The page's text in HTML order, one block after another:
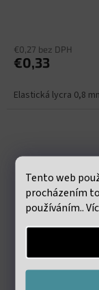
Tento web
procházením
používáním..
€0,27 bez DPH
€0,33
Elastická lycra 0,8